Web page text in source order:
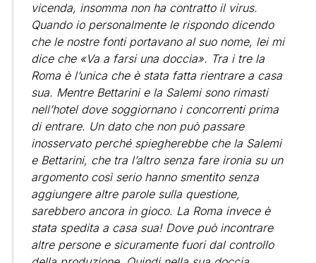
vicenda, insomma non ha contratto il virus.
Quando io personalmente le rispondo dicendo
che le nostre fonti portavano al suo nome, lei mi
dice che «Va a farsi una doccia». Tra i tre la
Roma è l’unica che è stata fatta rientrare a casa
sua. Mentre Bettarini e la Salemi sono rimasti
nell’hotel dove soggiornano i concorrenti prima
di entrare. Un dato che non può passare
inosservato perché spiegherebbe che la Salemi
e Bettarini, che tra l’altro senza fare ironia su un
argomento così serio hanno smentito senza
aggiungere altre parole sulla questione,
sarebbero ancora in gioco. La Roma invece è
stata spedita a casa sua! Dove può incontrare
altre persone e sicuramente fuori dal controllo